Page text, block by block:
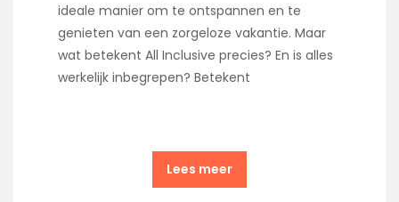
ideale manier om te ontspannen en te
genieten van een zorgeloze vakantie. Maar
wat betekent All Inclusive precies? En is alles
werkelijk inbegrepen? Betekent
Lees meer